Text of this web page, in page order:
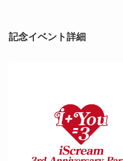
記念イベント詳細